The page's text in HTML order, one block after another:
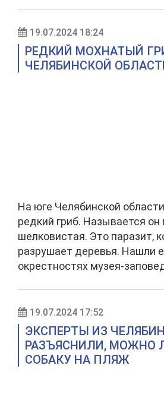
19.07.2024 18:24
РЕДКИЙ МОХНАТЫЙ
ЧЕЛЯБИНСКОЙ
На юге Челябинской
редкий гриб. Называется он
шелковистая. Это паразит,
разрушает деревья. Нашли
окрестностях музея-
19.07.2024 17:52
ЭКСПЕРТЫ ИЗ
РАЗЪЯСНИЛИ, МОЖНО
СОБАКУ НА ПЛЯЖ